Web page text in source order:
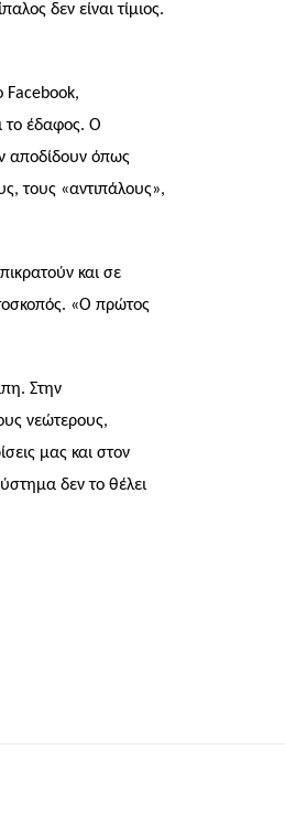
δεν είναι τίμιος.
Facebook,
το έδαφος. Ο
αποδίδουν όπως
τους «αντιπάλους»,
και σε
«Ο πρώτος
Στην
νεώτερους,
μας και στον
δεν το θέλει